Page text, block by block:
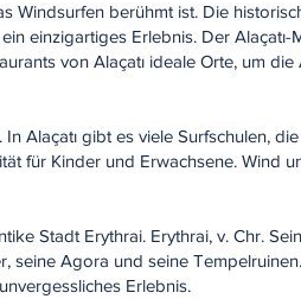
Windsurfen berühmt ist. Die
einzigartiges Erlebnis. Der
von Alaçatı ideale Orte, um
Alaçatı gibt es viele Surfschulen,
für Kinder und Erwachsene. Wind
Stadt Erythrai. Erythrai, v. Chr.
Agora und seine Tempelruinen.
Erlebnis.